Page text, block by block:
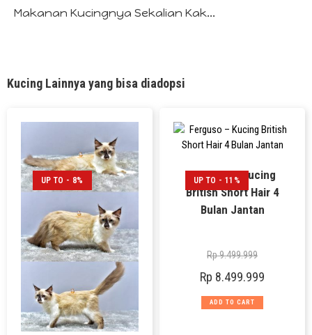
Makanan Kucingnya Sekalian Kak...
Kucing Lainnya yang bisa diadopsi
UP TO - 8% UP TO - 11%
Ferguso – Kucing
British Short Hair 4
Bulan Jantan
Rp9.499.999
Rp 8.499.999
ADD TO CART